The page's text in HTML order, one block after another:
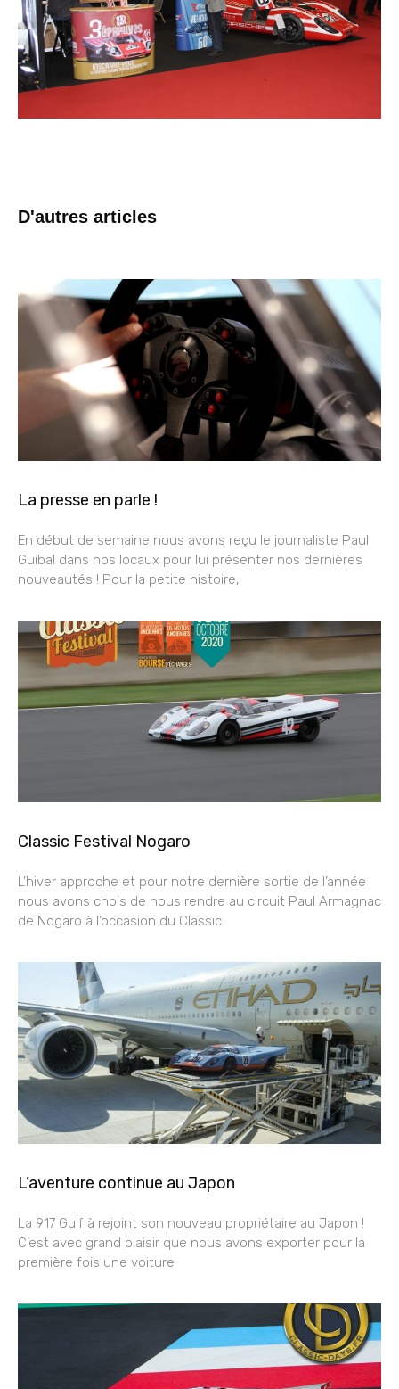
D'autres articles
La presse en parle !
En début de semaine nous avons reçu le journaliste Paul
Guibal dans nos locaux pour lui présenter nos dernières
nouveautés ! Pour la petite histoire,
Classic Festival Nogaro
L’hiver approche et pour notre dernière sortie de l’année
nous avons chois de nous rendre au circuit Paul Armagnac
de Nogaro à l’occasion du Classic
L’aventure continue au Japon
La 917 Gulf à rejoint son nouveau propriétaire au Japon !
C’est avec grand plaisir que nous avons exporter pour la
première fois une voiture